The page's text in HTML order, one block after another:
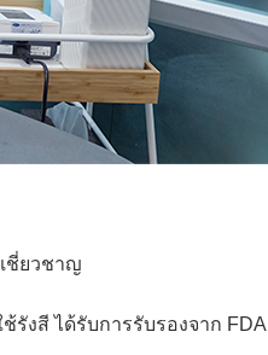
ชี่ยวชาญ
รังสี ได้รับการรับรองจาก FDA